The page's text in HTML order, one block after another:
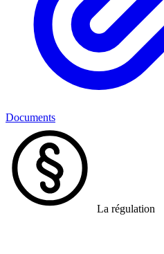
Documents
La régulation